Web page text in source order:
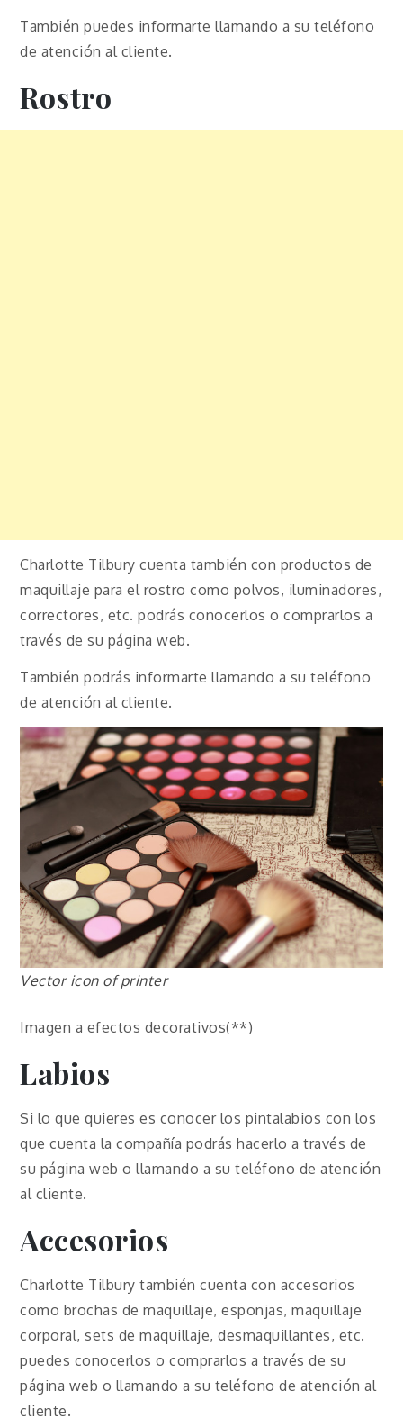
También puedes informarte llamando a su teléfono
de atención al cliente.
Rostro
Charlotte Tilbury cuenta también con productos de
maquillaje para el rostro como polvos, iluminadores,
correctores, etc. podrás conocerlos o comprarlos a
través de su página web.
También podrás informarte llamando a su teléfono
de atención al cliente.
Vector icon of printer
Imagen a efectos decorativos(**)
Labios
Si lo que quieres es conocer los pintalabios con los
que cuenta la compañía podrás hacerlo a través de
su página web o llamando a su teléfono de atención
al cliente.
Accesorios
Charlotte Tilbury también cuenta con accesorios
como brochas de maquillaje, esponjas, maquillaje
corporal, sets de maquillaje, desmaquillantes, etc.
puedes conocerlos o comprarlos a través de su
página web o llamando a su teléfono de atención al
cliente.